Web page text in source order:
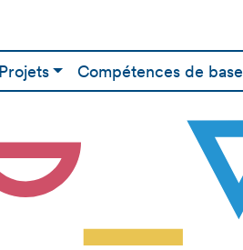
Projets Compétences de base